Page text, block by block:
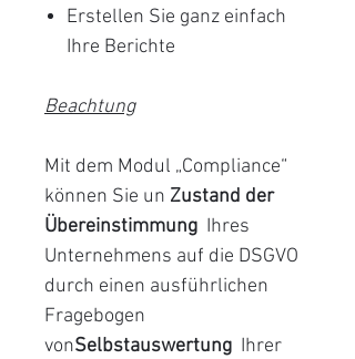
Erstellen Sie ganz einfach
Ihre Berichte
Beachtung
Mit dem Modul „Compliance“
können Sie un Zustand der
Übereinstimmung Ihres
Unternehmens auf die DSGVO
durch einen ausführlichen
Fragebogen
vonSelbstauswertung Ihrer